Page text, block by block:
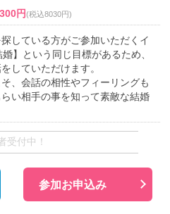
円(税込8030円)
している方がご参加いただくイ
】という同じ目標があるため、
していただけます。
、会話の相性やフィーリングも
い相手の事を知って素敵な結婚
受付中！
参加お申込み